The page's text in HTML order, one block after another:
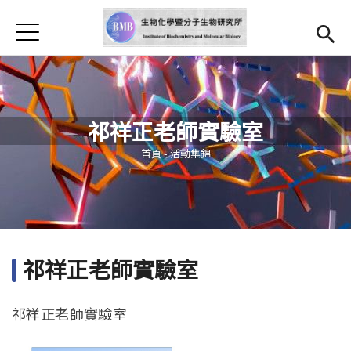
首頁
最新消息
本所簡介
Open
師資
研究亮點
Open submenu (學生專區)
學生專區
法規辦法
招生資訊
Jump to Navigation
Jump to Main content
祁祥正老師實驗室
您在這裡
首頁-活動集錦
祁祥正老師實驗室
祁祥正老師實驗室